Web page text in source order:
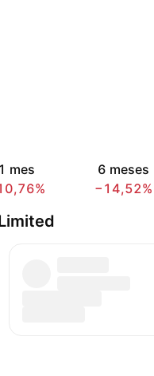
1 mes
6 meses
−14,52%